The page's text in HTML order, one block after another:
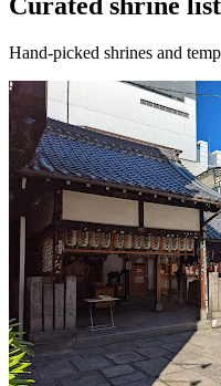
Curated shrine
Hand-picked shrines and